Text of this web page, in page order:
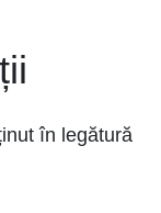
în legătură